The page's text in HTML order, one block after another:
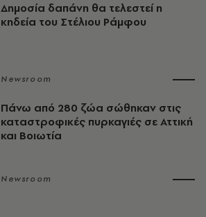
Δημοσία δαπάνη θα τελεστεί η
κηδεία του Στέλιου Ράμφου
Newsroom
Πάνω από 280 ζώα σώθηκαν στις
καταστροφικές πυρκαγιές σε Αττική
και Βοιωτία
Newsroom